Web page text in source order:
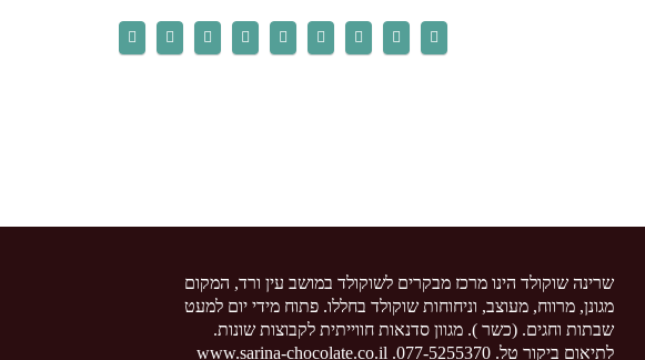
שרינה שוקולד הינו מרכז מבקרים לשוקולד במושב עין ורד, המקום
מגונן, מרווח, מעוצב, וניחוחות שוקולד בחללו. פתוח מידי יום למעט
שבתות וחגים. (כשר ). מגוון סדנאות חווייתית לקבוצות שונות.
לתיאום ביקור טל. 077-5255370. www.sarina-chocolate.co.il